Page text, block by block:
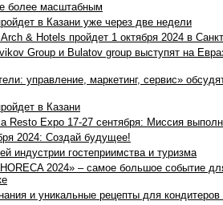
более масштабным
в Казани уже через две недели
& Hotels пройдет 1 октября 2024 в
Group и Bulatov group выступят на
управление, маркетинг, сервис»
в Казани
Resto Expo 17-27 сентября: Миссия
2024: Создай будущее!
индустрии гостеприимства и туризма
2024» – самое большое событие
и уникальные рецепты для кондитеров